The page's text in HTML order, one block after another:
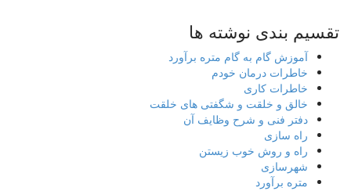
تقسیم بندی نوشته ها
آموزش گام به گام متره برآورد
خاطرات درمان خودم
خاطرات کاری
خالق و خلقت و شگفتی های خلقت
دفتر فنی و شرح وظایف آن
راه سازی
راه و روش خوب زیستن
شهرسازی
متره برآورد